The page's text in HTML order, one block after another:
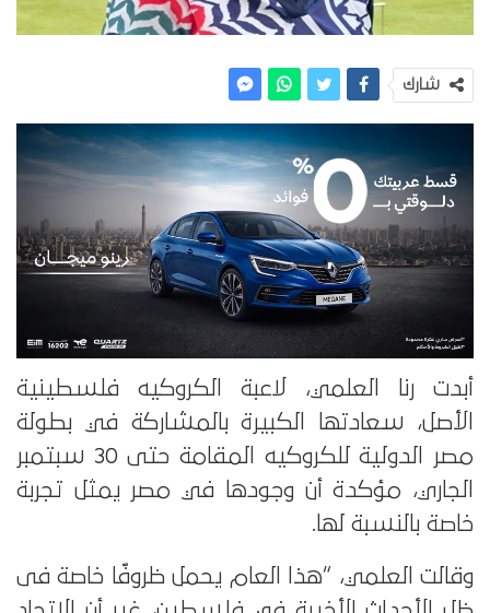
شارك
أبدت رنا العلمي، لاعبة الكروكيه فلسطينية
الأصل، سعادتها الكبيرة بالمشاركة في بطولة
مصر الدولية للكروكيه المقامة حتى 30 سبتمبر
الجاري، مؤكدة أن وجودها في مصر يمثل تجربة
خاصة بالنسبة لها.
وقالت العلمي، “هذا العام يحمل ظروفًا خاصة فى